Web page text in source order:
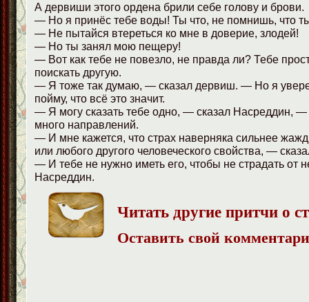
А дервиши этого ордена брили себе голову и брови.
— Но я принёс тебе воды! Ты что, не помнишь, что
— Не пытайся втереться ко мне в доверие, злодей!
— Но ты занял мою пещеру!
— Вот как тебе не повезло, не правда ли? Тебе
поискать другую.
— Я тоже так думаю, — сказал дервиш. — Но я
пойму, что всё это значит.
— Я могу сказать тебе одно, — сказал Насреддин, —
много направлений.
— И мне кажется, что страх наверняка сильнее
или любого другого человеческого свойства, —
— И тебе не нужно иметь его, чтобы не страдать от
Насреддин.
Читать другие притчи о
Оставить свой